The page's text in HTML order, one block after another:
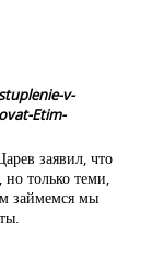
v-
Etim-
заявил, что
но только теми,
займемся мы